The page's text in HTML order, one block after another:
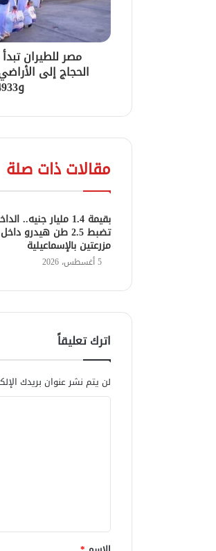
مصر للطيران
و4933 حاجا
مقالات ذات صلة
بقيمة 1.4 مليار جنيه..
تضبط 2.5 طن هيدرو داخل
مزرعتين بالإسماعيلية
5 أغسطس، 2026
اترك تعليقاً
لن يتم نشر عنوان بريدك
ق